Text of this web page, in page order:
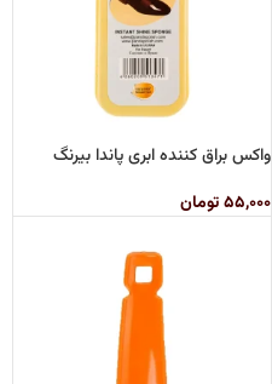
واکس براق کننده ابری پاندا بیرنگ
۵۵,۰۰۰ تومان